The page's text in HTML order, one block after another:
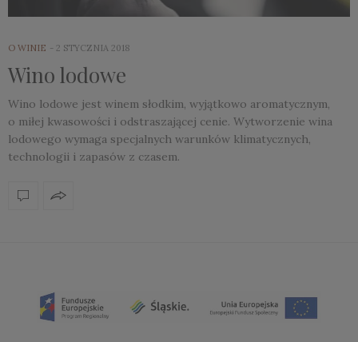
O WINIE 2 STYCZNIA 2018
Wino lodowe
Wino lodowe jest winem słodkim, wyjątkowo aromatycznym,
o miłej kwasowości i odstraszającej cenie. Wytworzenie wina
lodowego wymaga specjalnych warunków klimatycznych,
technologii i zapasów z czasem.